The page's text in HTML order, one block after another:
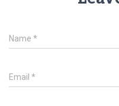
Name *
Email *